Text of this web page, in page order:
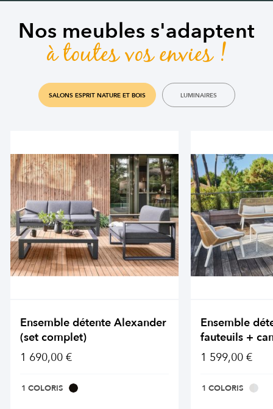
Nos meubles s'adaptent
à toutes vos envies !
SALONS ESPRIT NATURE ET BOIS LUMINAIRES
Ensemble détente Alexander
(set complet)
1 690,00 €
1 COLORIS
Ensemble
fauteuils +
1 599,00 €
1 COLORIS